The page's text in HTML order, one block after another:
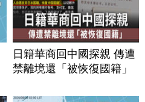
日籍華商回中國探親 傳遭
禁離境還「被恢復國籍」